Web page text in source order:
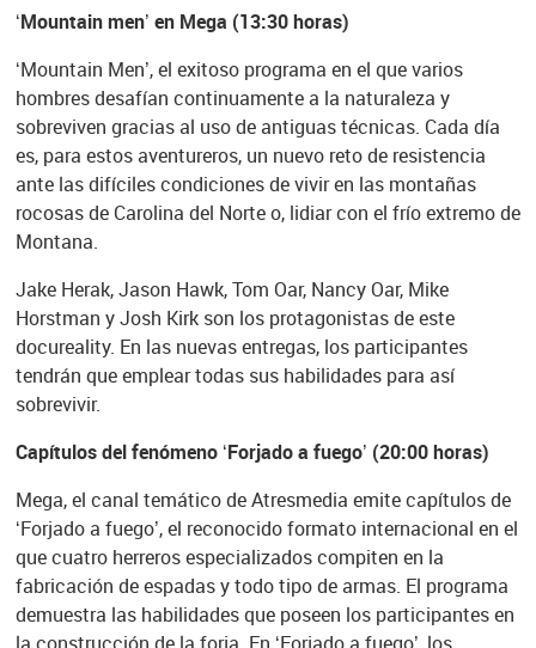
‘Mountain men’ en Mega (13:30 horas)
‘Mountain Men’, el exitoso programa en el que varios
hombres desafían continuamente a la naturaleza y
sobreviven gracias al uso de antiguas técnicas. Cada día
es, para estos aventureros, un nuevo reto de resistencia
ante las difíciles condiciones de vivir en las montañas
rocosas de Carolina del Norte o, lidiar con el frío extremo de
Montana.
Jake Herak, Jason Hawk, Tom Oar, Nancy Oar, Mike
Horstman y Josh Kirk son los protagonistas de este
docureality. En las nuevas entregas, los participantes
tendrán que emplear todas sus habilidades para así
sobrevivir.
Capítulos del fenómeno ‘Forjado a fuego’ (20:00 horas)
Mega, el canal temático de Atresmedia emite capítulos de
‘Forjado a fuego’, el reconocido formato internacional en el
que cuatro herreros especializados compiten en la
fabricación de espadas y todo tipo de armas. El programa
demuestra las habilidades que poseen los participantes en